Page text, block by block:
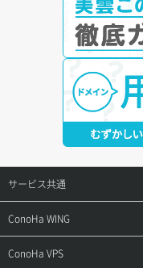
サービス共通
サポートトップ
ご契約・お支払い
ConoHa WING
サポートトップ
ConoHa VPS